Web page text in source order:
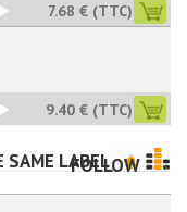
7.68 € (TTC)
9.40 € (TTC)
SAME LABEL
FOLLOW